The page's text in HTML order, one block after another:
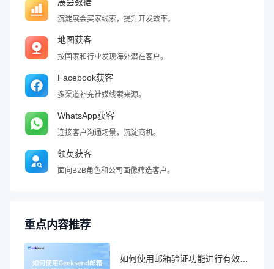
沉淀展会买家线索，提升开发效率。
地图获客
按国家和行业发现海外潜在客户。
Facebook获客
多渠道补充社媒线索来源。
WhatsApp获客
连接客户沟通场景，沉淀商机。
领英获客
面向B2B角色和公司画像筛选客户。
重点内容推荐